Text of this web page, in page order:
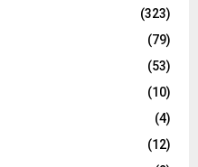
(323)
(79)
(53)
(10)
(4)
(12)